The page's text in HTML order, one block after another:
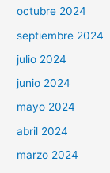
octubre 2024
septiembre 2024
julio 2024
junio 2024
mayo 2024
abril 2024
marzo 2024